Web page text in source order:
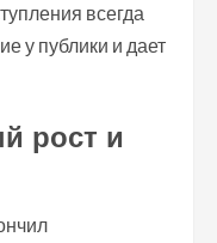
всегда
у публики и дает
рост и